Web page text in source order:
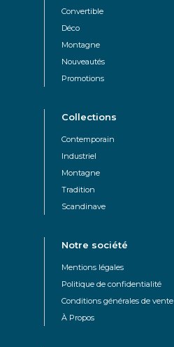
Convertible
Déco
Montagne
Nouveautés
Promotions
Collections
Contemporain
Industriel
Montagne
Tradition
Scandinave
Notre société
Mentions légales
Politique de confidentialité
Conditions générales de vente
À Propos